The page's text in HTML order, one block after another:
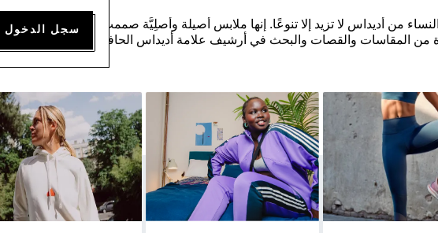
من أديداس لا تزيد إلا تنوعًا. إنها ملابس أصيلة وأصلِيَّة صممت لكيلا يقلدها أي
من المقاسات والقصات والبحث في أرشيف علامة أديداس الحافل. المواد